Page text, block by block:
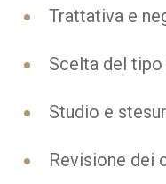
Trattativa e
Scelta del
Studio e
Revisione dei